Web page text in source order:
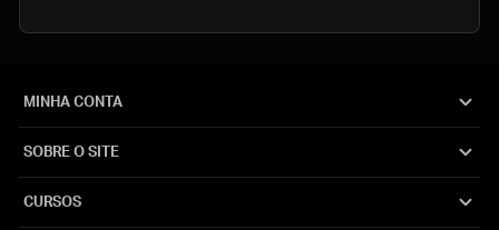
MINHA CONTA
SOBRE O SITE
CURSOS